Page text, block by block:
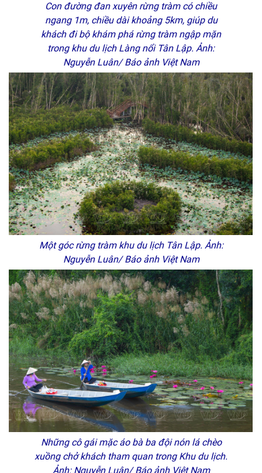
Con đường đan xuyên rừng tràm có chiều
ngang 1m, chiều dài khoảng 5km, giúp du
khách đi bộ khám phá rừng tràm ngập mặn
trong khu du lịch Làng nổi Tân Lập. Ảnh:
Nguyễn Luân/ Báo ảnh Việt Nam
Một góc rừng tràm khu du lịch Tân Lập. Ảnh:
Nguyễn Luân/ Báo ảnh Việt Nam
Những cô gái mặc áo bà ba đội nón lá chèo
xuồng chở khách tham quan trong Khu du lịch.
Ảnh: Nguyễn Luân/ Báo ảnh Việt Nam